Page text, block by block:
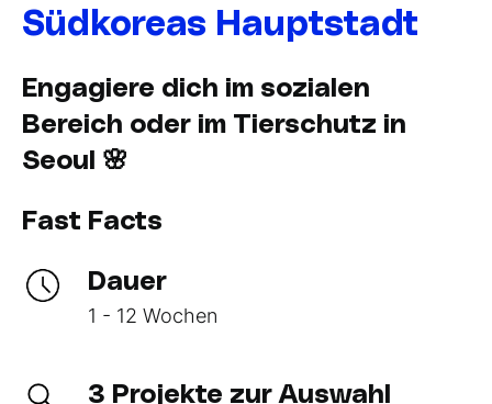
Südkoreas Hauptstadt
Engagiere dich im sozialen
Bereich oder im Tierschutz in
Seoul 🌸
Fast Facts
Dauer
1 - 12 Wochen
3 Projekte zur Auswahl